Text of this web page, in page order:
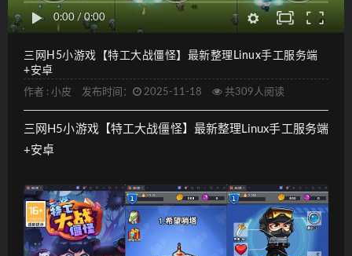
0:00 / 0:00
三网H5小游戏【特工大战僵怪】最新整理Linux手工服务端
+安卓
作者 : 小皮 发布时间： 2025-11-18 共309人阅读
三网H5小游戏【特工大战僵怪】最新整理Linux手工服务端
+安卓